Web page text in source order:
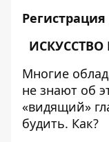
ИСКУССТВО
Многие
не знают об
«видящий»
будить. Как?